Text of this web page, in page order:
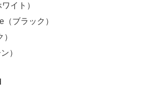
イト）
ブラック）
）